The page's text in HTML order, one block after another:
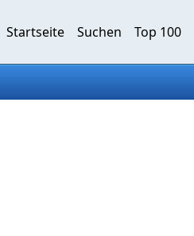
Startseite Suchen Top 100